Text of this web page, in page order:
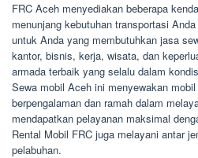
FRC Aceh menyediakan beberapa
menunjang kebutuhan transportasi
untuk Anda yang membutuhkan jasa
kantor, bisnis, kerja, wisata, dan
armada terbaik yang selalu dalam
Sewa mobil Aceh ini menyewakan
berpengalaman dan ramah dalam
mendapatkan pelayanan maksimal
Rental Mobil FRC juga melayani antar
pelabuhan.